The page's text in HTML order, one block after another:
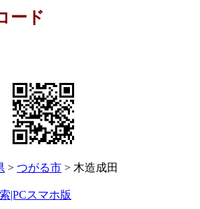
ード
> つがる市 > 木造成田
|PCスマホ版